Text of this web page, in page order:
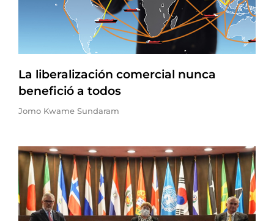
La liberalización comercial nunca
benefició a todos
Jomo Kwame Sundaram